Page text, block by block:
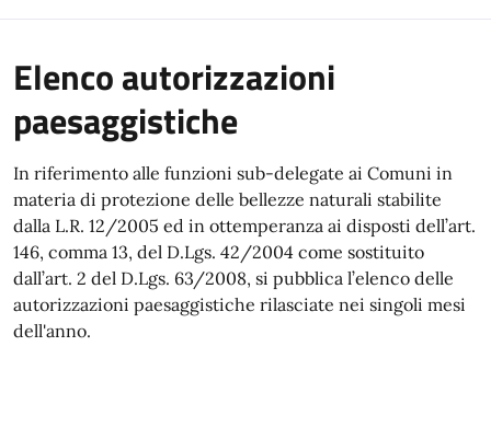
Elenco autorizzazioni
paesaggistiche
In riferimento alle funzioni sub-delegate ai Comuni in
materia di protezione delle bellezze naturali stabilite
dalla L.R. 12/2005 ed in ottemperanza ai disposti dell’art.
146, comma 13, del D.Lgs. 42/2004 come sostituito
dall’art. 2 del D.Lgs. 63/2008, si pubblica l’elenco delle
autorizzazioni paesaggistiche rilasciate nei singoli mesi
dell'anno.